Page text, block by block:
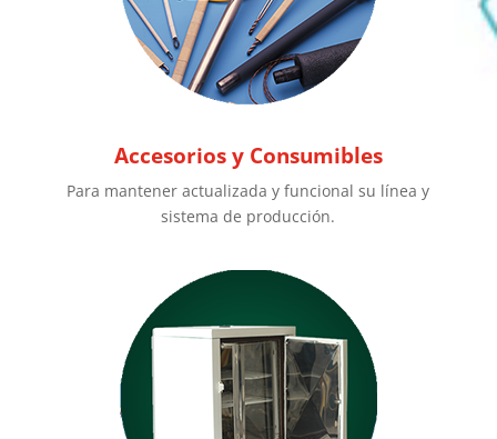
Accesorios y Consumibles
Para mantener actualizada y funcional su línea y
sistema de producción.